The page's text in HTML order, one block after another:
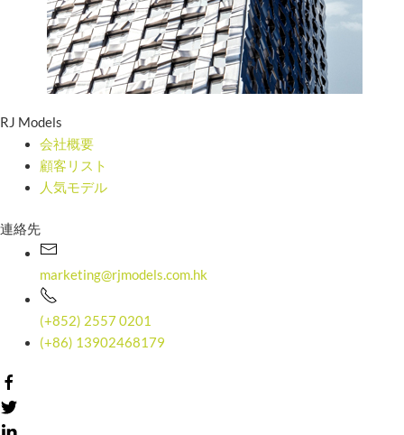
RJ Models
会社概要
顧客リスト
人気モデル
連絡先
marketing@rjmodels.com.hk
(+852) 2557 0201
(+86) 13902468179